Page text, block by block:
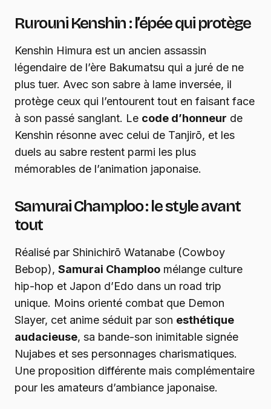
Rurouni Kenshin : l’épée qui protège
Kenshin Himura est un ancien assassin
légendaire de l’ère Bakumatsu qui a juré de ne
plus tuer. Avec son sabre à lame inversée, il
protège ceux qui l’entourent tout en faisant face
à son passé sanglant. Le code d’honneur de
Kenshin résonne avec celui de Tanjirō, et les
duels au sabre restent parmi les plus
mémorables de l’animation japonaise.
Samurai Champloo : le style avant
tout
Réalisé par Shinichirō Watanabe (Cowboy
Bebop), Samurai Champloo mélange culture
hip-hop et Japon d’Edo dans un road trip
unique. Moins orienté combat que Demon
Slayer, cet anime séduit par son esthétique
audacieuse, sa bande-son inimitable signée
Nujabes et ses personnages charismatiques.
Une proposition différente mais complémentaire
pour les amateurs d’ambiance japonaise.